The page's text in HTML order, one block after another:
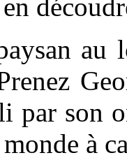
au
par son
à